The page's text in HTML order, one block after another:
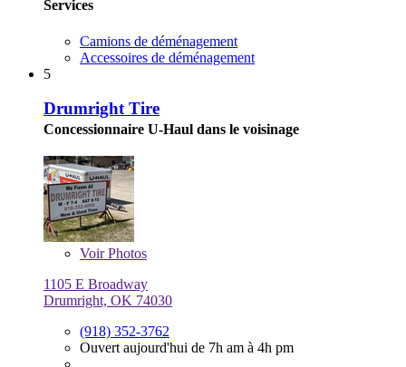
Services
Camions de déménagement
Accessoires de déménagement
5
Drumright Tire
Concessionnaire U-Haul dans le voisinage
VoirPhotos
1105 E Broadway
Drumright, OK 74030
(918) 352-3762
Ouvert aujourd'hui de 7h am à 4h pm